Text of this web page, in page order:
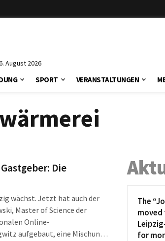
August 2026
SPORT VERANSTALTUNGEN
Die
wächst. Jetzt hat auch der
Master of Science der
Online-
aufgebaut, eine Mischung
The
moved
for